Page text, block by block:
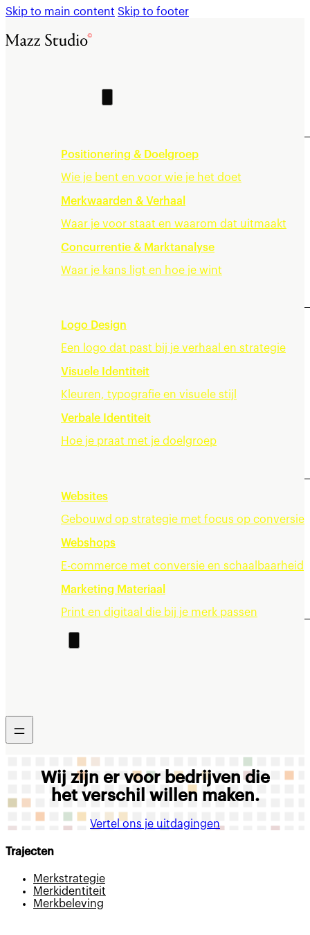
Skip to main content Skip to footer
Positionering & Doelgroep
Wie je bent en voor wie je het doet
Merkwaarden & Verhaal
Waar je voor staat en waarom dat uitmaakt
Concurrentie & Marktanalyse
Waar je kans ligt en hoe je wint
Logo Design
Een logo dat past bij je verhaal en strategie
Visuele Identiteit
Kleuren, typografie en visuele stijl
Verbale Identiteit
Hoe je praat met je doelgroep
Websites
Gebouwd op strategie met focus op conversie
Webshops
E-commerce met conversie en schaalbaarheid
Marketing Materiaal
Print en digitaal die bij je merk passen
Wij zijn er voor bedrijven die
het verschil willen maken.
Vertel ons je uitdagingen
Trajecten
Merkstrategie
Merkidentiteit
Merkbeleving